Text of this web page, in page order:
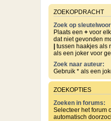
ZOEKOPDRACHT
Zoek op
Plaats een + voor
dat niet gevonden
tussen haakjes als
als een joker voor
Zoek naar auteur:
Gebruik * als een
ZOEKOPTIES
Zoeken in forums:
Selecteer het forum
automatisch